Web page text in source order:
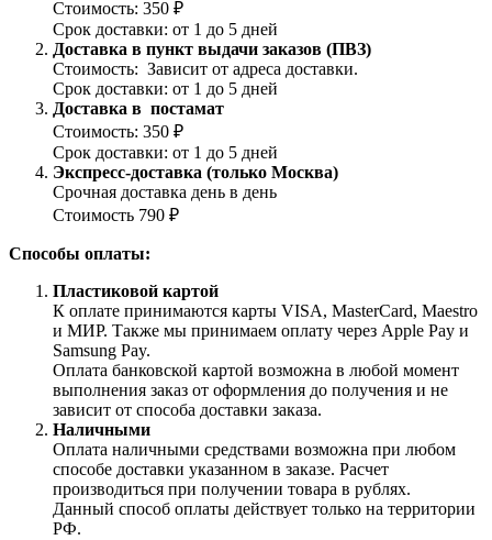
Стоимость: 350 ₽
Срок доставки: от 1 до 5 дней
Доставка в пункт выдачи заказов (ПВЗ)
Стоимость: Зависит от адреса доставки.
Срок доставки: от 1 до 5 дней
Доставка в постамат
Стоимость: 350 ₽
Срок доставки: от 1 до 5 дней
Экспресс-доставка (только Москва)
Срочная доставка день в день
Стоимость 790 ₽
Способы оплаты:
Пластиковой картой
К оплате принимаются карты VISA, MasterCard, Maestro
и МИР. Также мы принимаем оплату через Apple Pay и
Samsung Pay.
Оплата банковской картой возможна в любой момент
выполнения заказ от оформления до получения и не
зависит от способа доставки заказа.
Наличными
Оплата наличными средствами возможна при любом
способе доставки указанном в заказе. Расчет
производиться при получении товара в рублях.
Данный способ оплаты действует только на территории
РФ.